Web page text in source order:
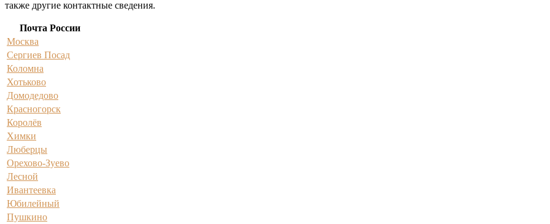
также другие контактные сведения.
Почта России
Москва
Сергиев Посад
Коломна
Хотьково
Домодедово
Красногорск
Королёв
Химки
Люберцы
Орехово-Зуево
Лесной
Ивантеевка
Юбилейный
Пушкино